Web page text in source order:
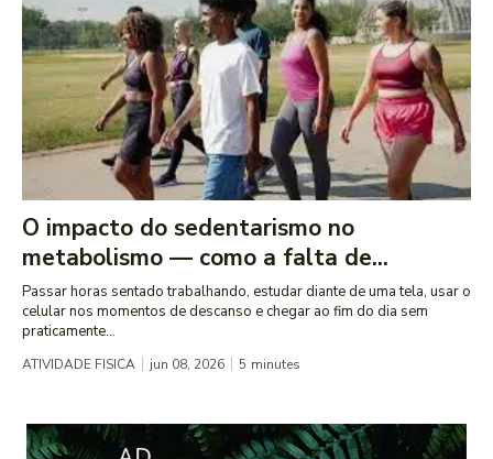
O impacto do sedentarismo no
metabolismo — como a falta de...
Passar horas sentado trabalhando, estudar diante de uma tela, usar o
celular nos momentos de descanso e chegar ao fim do dia sem
praticamente...
ATIVIDADE FISICA jun 08, 2026 5 minutes